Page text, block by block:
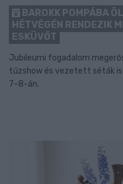
BAROKK POMPÁBA
HÉTVÉGÉN RENDEZIK
ESKÜVŐT
Jubileumi fogadalom
tűzshow és vezetett séták
7–8-án.